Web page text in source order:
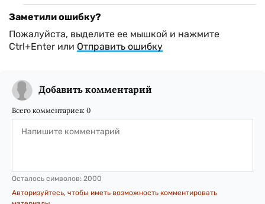
Заметили ошибку?
Пожалуйста, выделите ее мышкой и нажмите
Ctrl+Enter или Отправить ошибку
Добавить комментарий
Всего комментариев: 0
Осталось символов: 2000
Авторизуйтесь, чтобы иметь возможность комментировать